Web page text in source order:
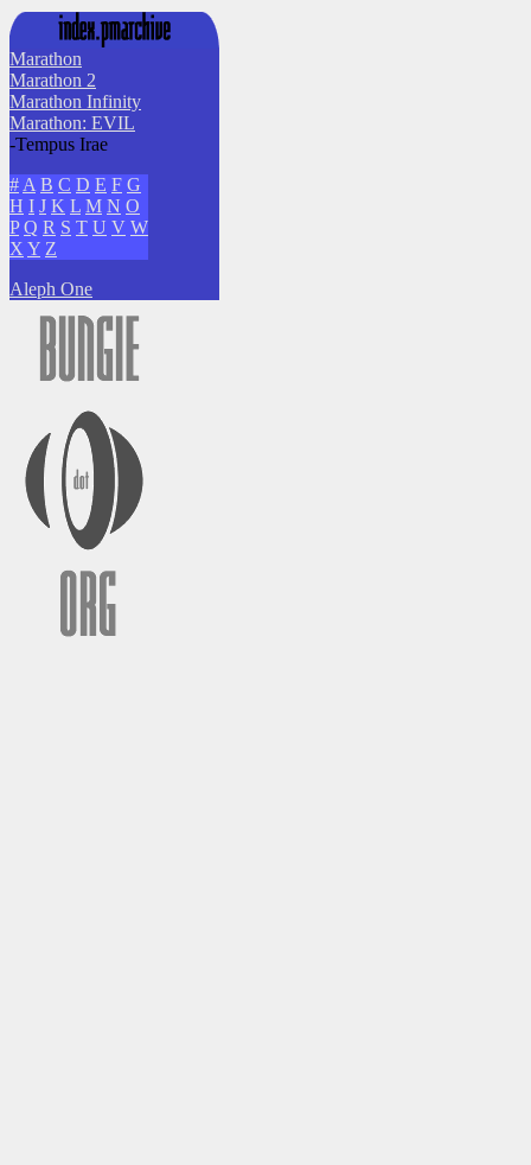
Marathon
Marathon 2
Marathon Infinity
Marathon: EVIL
-Tempus Irae
# A B C D E F G
H I J K L M N O
P Q R S T U V W
X Y Z
Aleph One